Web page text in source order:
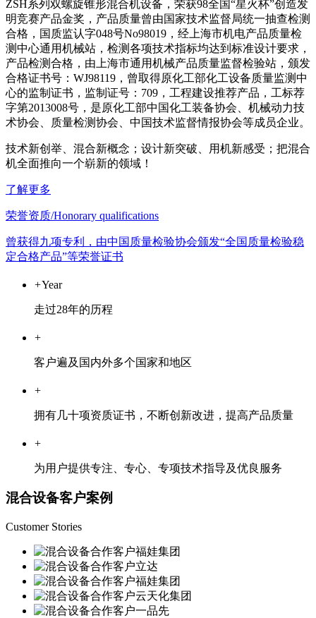
ZSH系列双螺旋锥形混合机设备，荣获98全国“星火杯”创造发
明竞赛产品金奖，产品质量曾由国家技术监督局统一抽查检测
合格，国质监认字048号No98019，经上海市机电产品质量检
测中心通用机械站，检测各项技术指标均达到标准设计要求，
产品检测合格，由上海市通用机械产品质量监督检验站，颁发
合格证书号：WJ98119，曾取得原化工部化工设备质量监测中
心的监制证书，监制证号：709，工程建设推荐产品，工标荐
字第2013008号，是原化工部中国化工装备协会、机械动力技
术协会、质量检测协会、中国技术监督情报协会等成员企业。
技术新创举、混合新概念；设计新突破、用机新感受；把混合
机全面推向一个崭新的领域！
了解更多
荣誉资质/Honorary qualifications
曾获得九项专利，由中国质量检验协会颁发“全国质量检验稳
定合格产品”等荣誉证书
+Year
走过28年的历程
+
客户遍及国内外多个国家和地区
+
拥有几十项资质证书，不断创新改进，提高产品质量
+
为用户提供专注、专心、专项技术指导及优良服务
混合设备客户案例
Customer Stories